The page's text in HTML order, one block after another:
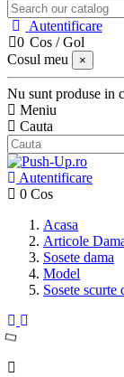
Autentificare
0 Cos /Gol
Cosul meu
×
Nu sunt produse in
Meniu
Cauta
Autentificare
0 Cos
Acasa
Articole
Sosete dama
Model
Sosete